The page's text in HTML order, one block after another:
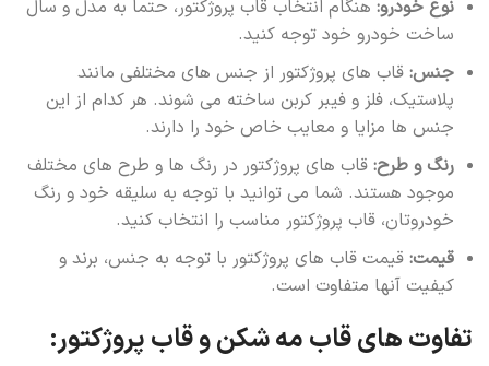
نوع خودرو: هنگام انتخاب قاب پروژکتور، حتماً به مدل و سال
ساخت خودرو خود توجه کنید.
جنس: قاب های پروژکتور از جنس های مختلفی مانند
پلاستیک، فلز و فیبر کربن ساخته می شوند. هر کدام از این
جنس ها مزایا و معایب خاص خود را دارند.
رنگ و طرح: قاب های پروژکتور در رنگ ها و طرح های مختلف
موجود هستند. شما می توانید با توجه به سلیقه خود و رنگ
خودروتان، قاب پروژکتور مناسب را انتخاب کنید.
قیمت: قیمت قاب های پروژکتور با توجه به جنس، برند و
کیفیت آنها متفاوت است.
تفاوت های قاب مه شکن و قاب پروژکتور: